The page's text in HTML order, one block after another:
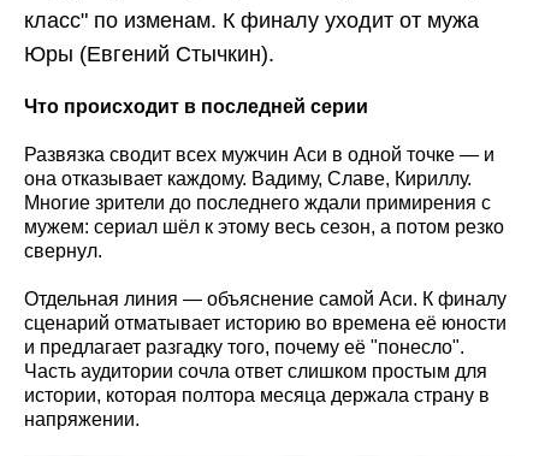
класс" по изменам. К финалу уходит от мужа
Юры (Евгений Стычкин).
Что происходит в последней серии
Развязка сводит всех мужчин Аси в одной точке — и
она отказывает каждому. Вадиму, Славе, Кириллу.
Многие зрители до последнего ждали примирения с
мужем: сериал шёл к этому весь сезон, а потом резко
свернул.
Отдельная линия — объяснение самой Аси. К финалу
сценарий отматывает историю во времена её юности
и предлагает разгадку того, почему её "понесло".
Часть аудитории сочла ответ слишком простым для
истории, которая полтора месяца держала страну в
напряжении.